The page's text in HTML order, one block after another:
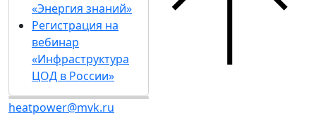
«Энергия знаний»
Регистрация на
вебинар
«Инфраструктура
ЦОД в России»
heatpower@mvk.ru